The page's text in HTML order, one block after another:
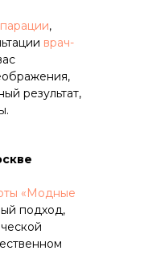
,
врач-
результат,
«Модные
подход,